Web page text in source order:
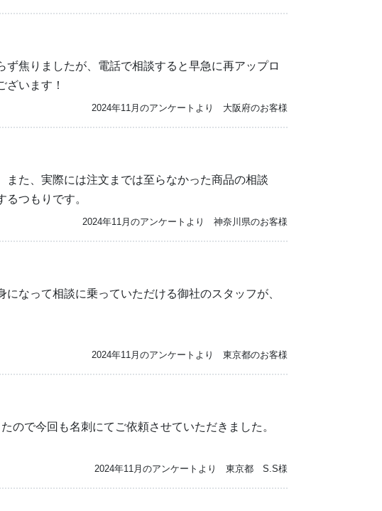
焦りましたが、電話で相談すると早急に再アップロ
います！
2024年11月のアンケートより 大阪府のお客様
た、実際には注文までは至らなかった商品の相談
つもりです。
2024年11月のアンケートより 神奈川県のお客様
なって相談に乗っていただける御社のスタッフが、
2024年11月のアンケートより 東京都のお客様
ので今回も名刺にてご依頼させていただきました。
2024年11月のアンケートより 東京都 S.S様